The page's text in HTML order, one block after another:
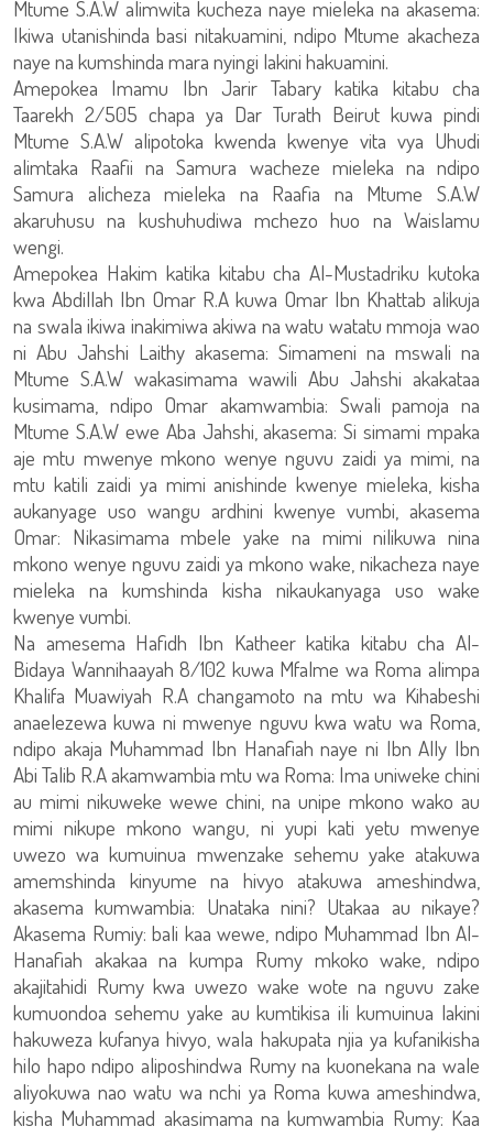
Mtume S.A.W alimwita kucheza naye mieleka na akasema:
Ikiwa utanishinda basi nitakuamini, ndipo Mtume akacheza
naye na kumshinda mara nyingi lakini hakuamini.
Amepokea Imamu Ibn Jarir Tabary katika kitabu cha
Taarekh 2/505 chapa ya Dar Turath Beirut kuwa pindi
Mtume S.A.W alipotoka kwenda kwenye vita vya Uhudi
alimtaka Raafii na Samura wacheze mieleka na ndipo
Samura alicheza mieleka na Raafia na Mtume S.A.W
akaruhusu na kushuhudiwa mchezo huo na Waislamu
wengi.
Amepokea Hakim katika kitabu cha Al-Mustadriku kutoka
kwa Abdillah Ibn Omar R.A kuwa Omar Ibn Khattab alikuja
na swala ikiwa inakimiwa akiwa na watu watatu mmoja wao
ni Abu Jahshi Laithy akasema: Simameni na mswali na
Mtume S.A.W wakasimama wawili Abu Jahshi akakataa
kusimama, ndipo Omar akamwambia: Swali pamoja na
Mtume S.A.W ewe Aba Jahshi, akasema: Si simami mpaka
aje mtu mwenye mkono wenye nguvu zaidi ya mimi, na
mtu katili zaidi ya mimi anishinde kwenye mieleka, kisha
aukanyage uso wangu ardhini kwenye vumbi, akasema
Omar: Nikasimama mbele yake na mimi nilikuwa nina
mkono wenye nguvu zaidi ya mkono wake, nikacheza naye
mieleka na kumshinda kisha nikaukanyaga uso wake
kwenye vumbi.
Na amesema Hafidh Ibn Katheer katika kitabu cha Al-
Bidaya Wannihaayah 8/102 kuwa Mfalme wa Roma alimpa
Khalifa Muawiyah R.A changamoto na mtu wa Kihabeshi
anaelezewa kuwa ni mwenye nguvu kwa watu wa Roma,
ndipo akaja Muhammad Ibn Hanafiah naye ni Ibn Ally Ibn
Abi Talib R.A akamwambia mtu wa Roma: Ima uniweke chini
au mimi nikuweke wewe chini, na unipe mkono wako au
mimi nikupe mkono wangu, ni yupi kati yetu mwenye
uwezo wa kumuinua mwenzake sehemu yake atakuwa
amemshinda kinyume na hivyo atakuwa ameshindwa,
akasema kumwambia: Unataka nini? Utakaa au nikaye?
Akasema Rumiy: bali kaa wewe, ndipo Muhammad Ibn Al-
Hanafiah akakaa na kumpa Rumy mkoko wake, ndipo
akajitahidi Rumy kwa uwezo wake wote na nguvu zake
kumuondoa sehemu yake au kumtikisa ili kumuinua lakini
hakuweza kufanya hivyo, wala hakupata njia ya kufanikisha
hilo hapo ndipo aliposhindwa Rumy na kuonekana na wale
aliyokuwa nao watu wa nchi ya Roma kuwa ameshindwa,
kisha Muhammad akasimama na kumwambia Rumy: Kaa